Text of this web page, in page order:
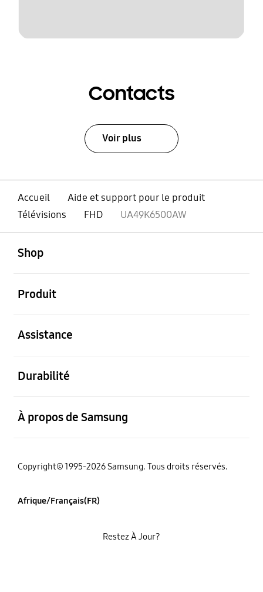
Contacts
Voir plus
Accueil
Aide et support pour le produit
Télévisions
FHD UA49K6500AW
Shop
Produit
Assistance
Durabilité
À propos de Samsung
Copyright© 1995-2026 Samsung. Tous droits réservés.
Afrique/Français(FR)
Restez À Jour?